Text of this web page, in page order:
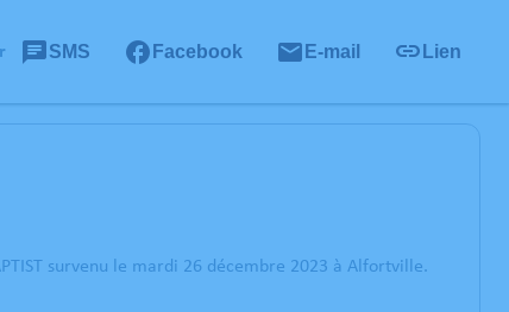
SMS Facebook E-mail Lien
survenu le mardi 26 décembre 2023 à Alfortville.